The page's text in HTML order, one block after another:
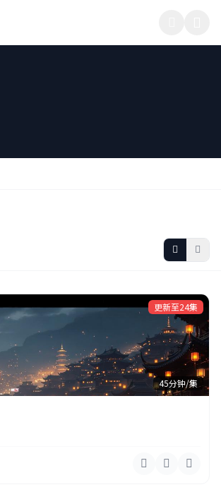
45分钟/集
更新至24集